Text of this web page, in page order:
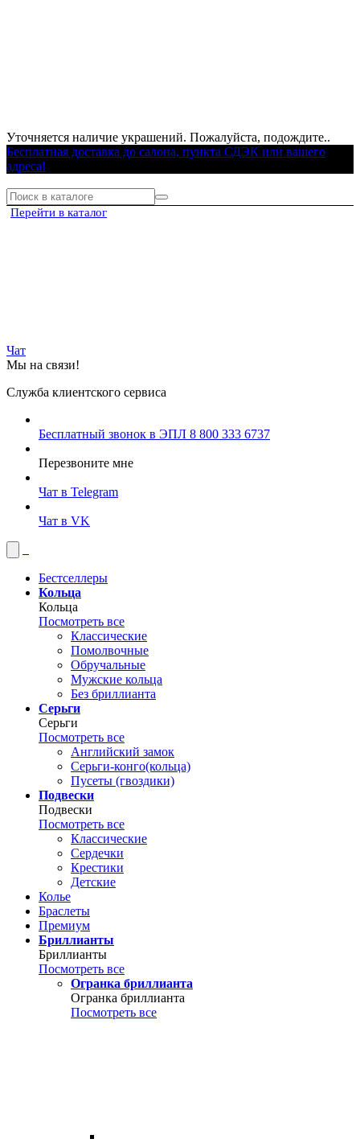
Уточняется наличие украшений. Пожалуйста, подождите..
Бесплатная доставка до салона, пункта СДЭК или вашего
адреса!
Перейти в каталог
Чат
Мы на связи!
Служба клиентского сервиса
Бесплатный звонок в ЭПЛ 8 800 333 6737
Перезвоните мне
Чат в Telegram
Чат в VK
Бестселлеры
Кольца
Кольца
Посмотреть все
Классические
Помолвочные
Обручальные
Мужские кольца
Без бриллианта
Серьги
Серьги
Посмотреть все
Английский замок
Серьги-конго(кольца)
Пусеты (гвоздики)
Подвески
Подвески
Посмотреть все
Классические
Сердечки
Крестики
Детские
Колье
Браслеты
Премиум
Бриллианты
Бриллианты
Посмотреть все
Огранка бриллианта
Огранка бриллианта
Посмотреть все